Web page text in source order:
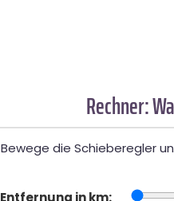
Rechner:
Bewege die Schieberegler